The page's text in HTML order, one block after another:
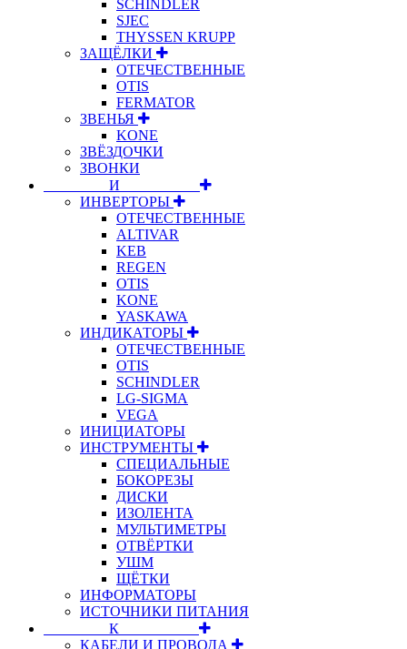
SCHINDLER
SJEC
THYSSEN KRUPP
ЗАЩЁЛКИ
ОТЕЧЕСТВЕННЫЕ
OTIS
FERMATOR
ЗВЕНЬЯ
KONE
ЗВЁЗДОЧКИ
ЗВОНКИ
⠀⠀⠀⠀⠀⠀И⠀⠀⠀⠀⠀⠀⠀
ИНВЕРТОРЫ
ОТЕЧЕСТВЕННЫЕ
ALTIVAR
KEB
REGEN
OTIS
KONE
YASKAWA
ИНДИКАТОРЫ
ОТЕЧЕСТВЕННЫЕ
OTIS
SCHINDLER
LG-SIGMA
VEGA
ИНИЦИАТОРЫ
ИНСТРУМЕНТЫ
СПЕЦИАЛЬНЫЕ
БОКОРЕЗЫ
ДИСКИ
ИЗОЛЕНТА
МУЛЬТИМЕТРЫ
ОТВЁРТКИ
УШМ
ЩЁТКИ
ИНФОРМАТОРЫ
ИСТОЧНИКИ ПИТАНИЯ
⠀⠀⠀⠀⠀⠀К⠀⠀⠀⠀⠀⠀⠀
КАБЕЛИ И ПРОВОДА